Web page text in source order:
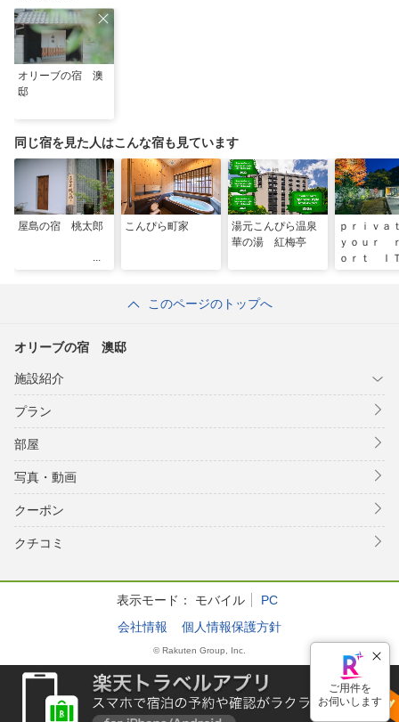
オリーブの宿 澳
邸
同じ宿を見た人はこんな宿も見ています
屋島の宿 桃太郎 こんぴら町家
湯元こんぴら温泉
華の湯 紅梅亭
ｐｒｉｖ
ｙｏｕｒ
ｏｒｔ Ｉ
このページのトップへ
オリーブの宿 澳邸
施設紹介
プラン
部屋
写真・動画
クーポン
クチコミ
表示モード： モバイル
PC
会社情報
個人情報保護方針
© Rakuten Group, Inc.
ご用件を
お伺いします